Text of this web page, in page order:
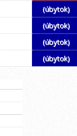
(úbytok)
(úbytok)
(úbytok)
(úbytok)